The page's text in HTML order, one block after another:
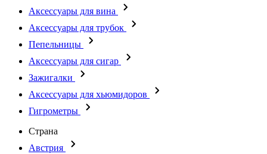
Аксессуары для вина
Аксессуары для трубок
Пепельницы
Аксессуары для сигар
Зажигалки
Аксессуары для хьюмидоров
Гигрометры
Страна
Австрия